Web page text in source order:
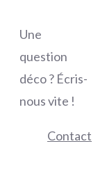
Une
question
déco ? Écris-
nous vite !
Contact